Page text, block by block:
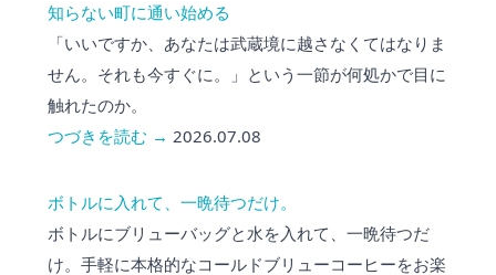
知らない町に通い始める
「いいですか、あなたは武蔵境に越さなくてはなりま
せん。それも今すぐに。」という一節が何処かで目に
触れたのか。
つづきを読む → 2026.07.08
ボトルに入れて、一晩待つだけ。
ボトルにブリューバッグと水を入れて、一晩待つだ
け。手軽に本格的なコールドブリューコーヒーをお楽